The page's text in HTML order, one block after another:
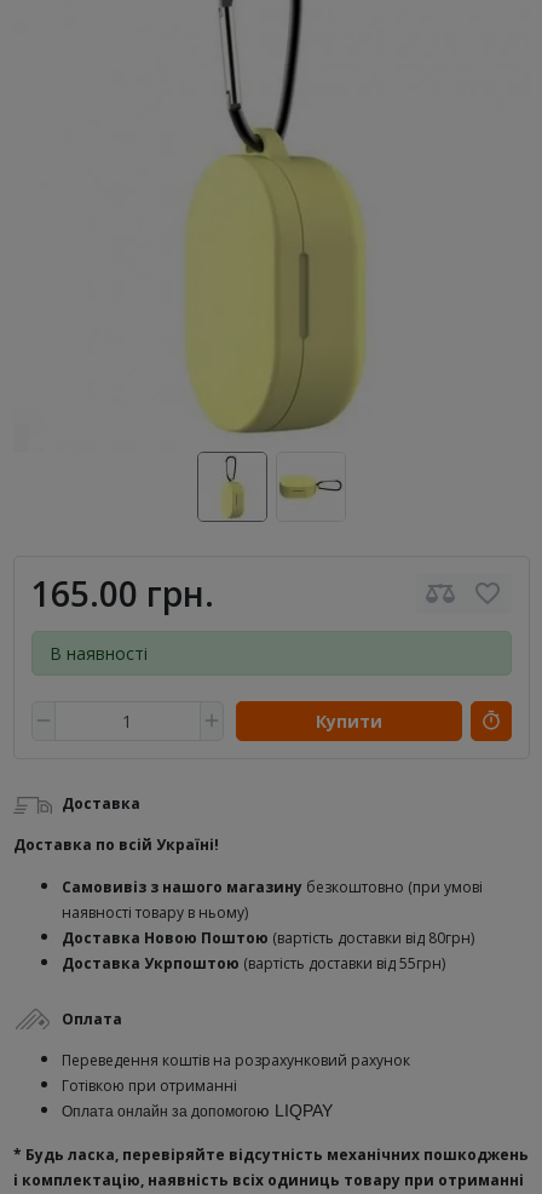
165.00 грн.
В наявності
Купити
Доставка
Доставка по всій Україні!
Самовивіз з нашого магазину безкоштовно (при умові
наявності товару в ньому)
Доставка Новою Поштою (вартість доставки від 80грн)
Доставка Укрпоштою (вартість доставки від 55грн)
Оплата
Переведення коштів на розрахунковий рахунок
Готівкою при отриманні
Оплата онлайн за допомогою LIQPAY
* Будь ласка, перевіряйте відсутність механічних пошкоджень
і комплектацію, наявність всіх одиниць товару при отриманні